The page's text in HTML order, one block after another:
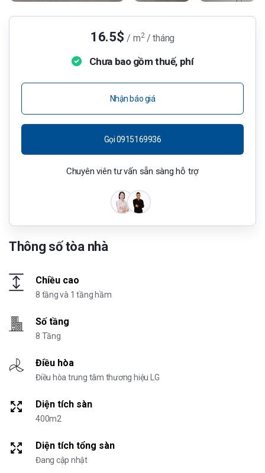
Thông số tòa nhà
Chiều cao
8 tầng và 1 tầng hầm
Số tầng
8 Tầng
Điều hòa
Điều hòa trung tâm thương hiệu LG
Diện tích sàn
400m2
Diện tích tổng sàn
Đang cập nhật
16.5$/ m2/ tháng
Chưa bao gồm thuế, phí
Nhận báo giá
Gọi 0915169936
Chuyên viên tư vấn sẵn sàng hỗ trợ